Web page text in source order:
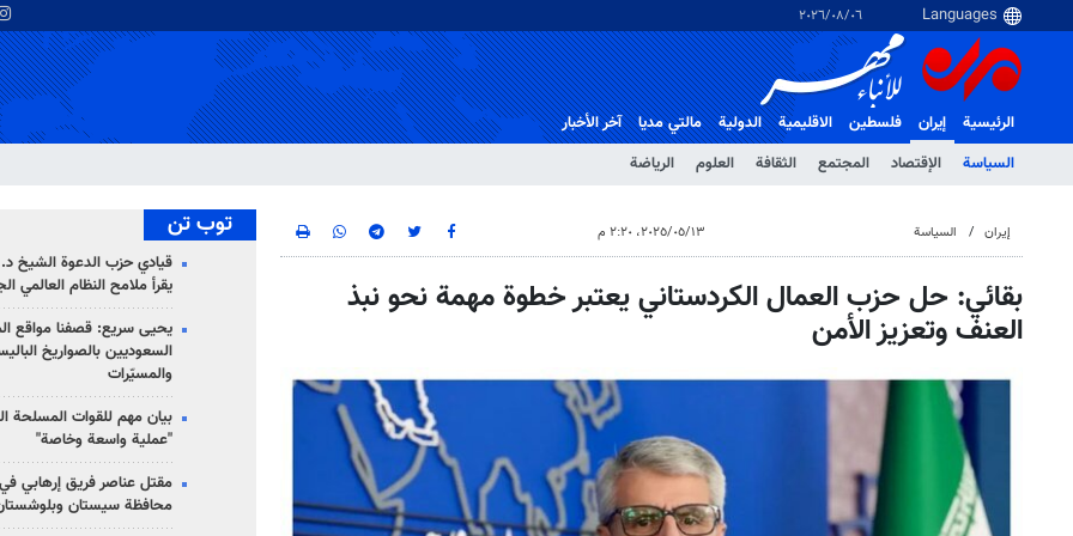
٠٦‏/٠٨‏/٢٠٢٦
الرئيسية
إيران
السياسة
الإقتصاد المجتمع الثقافة العلوم الرياضة
فلسطین الاقلیمیة الدولية مالتي مدیا آخر الأخبار
إيران السياسة ١٣‏/٠٥‏/٢٠٢٥، ٢:٢٠ م
بقائي: حل حزب العمال الكردستاني يعتبر خطوة مهمة نحو نبذ
العنف وتعزيز الأمن
توب تن
قيادي حزب الدعوة الشيخ
يقرأ ملامح النظام العالمي
يحيى سريع: قصفنا مواقع
السعوديين بالصواريخ
والمسيّرات
بيان مهم للقوات المسلحة
"عملية واسعة وخاصة"
مقتل عناصر فريق إرهابي
محافظة سيستان